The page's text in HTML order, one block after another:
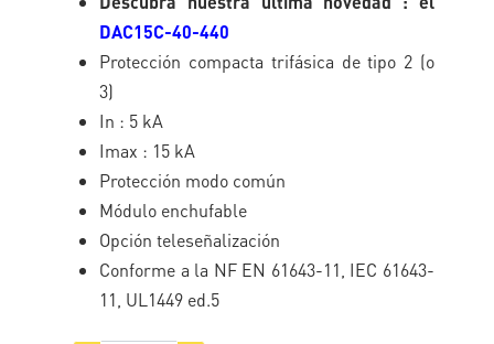
DAC15C-40-440
Protección compacta trifásica de tipo 2 (o
3)
In : 5 kA
Imax : 15 kA
Protección modo común
Módulo enchufable
Opción teleseñalización
Conforme a la NF EN 61643-11, IEC 61643-
11, UL1449 ed.5